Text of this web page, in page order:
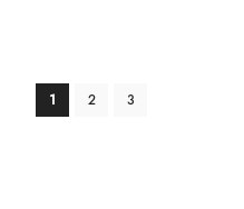
1 2 3